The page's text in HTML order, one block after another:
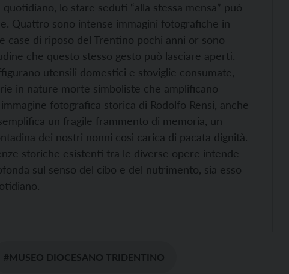
lo stare seduti “alla stessa mensa” può
Quattro sono intense immagini fotografiche in
case di riposo del Trentino pochi anni or sono
che questo stesso gesto può lasciare aperti.
utensili domestici e stoviglie consumate,
in nature morte simboliste che amplificano
fotografica storica di Rodolfo Rensi, anche
un fragile frammento di memoria, un
dei nostri nonni così carica di pacata dignità.
storiche esistenti tra le diverse opere intende
sul senso del cibo e del nutrimento, sia esso
#MUSEO DIOCESANO TRIDENTINO